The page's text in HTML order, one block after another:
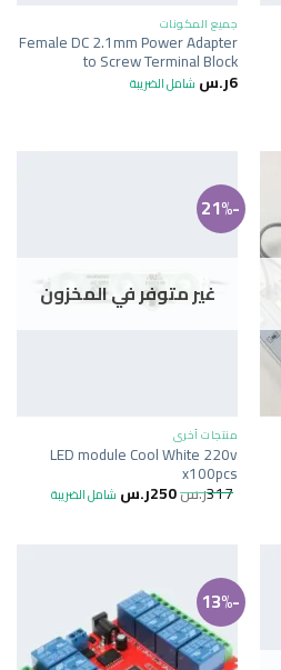
جميع المكونات
Female DC 2.1mm Power Adapter
to Screw Terminal Block
6ر.س شامل الضريبة
-21%
غير متوفر في المخزون
منتجات أخرى
LED module Cool White 220v
x100pcs
317ر.س250ر.س شامل الضريبة
-13%